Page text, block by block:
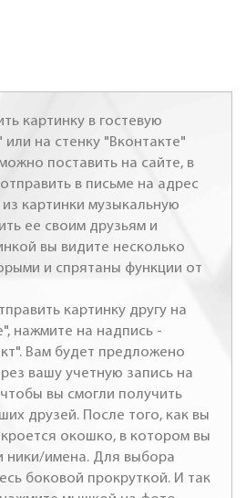
картинку в гостевую
на стенку "Вконтакте"
поставить на сайте, в
в письме на адрес
картинки музыкальную
ее своим друзьям и
вы видите несколько
и спрятаны функции от
картинку другу на
нажмите на надпись -
Вам будет предложено
вашу учетную запись на
вы смогли получить
друзей. После того, как вы
окошко, в котором вы
ники/имена. Для выбора
боковой прокруткой. И так